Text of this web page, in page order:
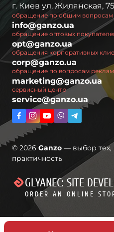
г. Киев ул. Жилянская, 75
обращение по общим вопросам
info@ganzo.ua
обращение оптовых
opt@ganzo.ua
обращения корпоративных
corp@ganzo.ua
обращение по вопросам
marketing@ganzo.ua
сервисный центр
service@ganzo.ua
© 2026 Ganzo — выбор тех,
практичность
GLYANEC: SITE
ORDER AN ONLINE